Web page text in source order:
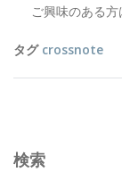
ご興味のある
タグ crossnote
検索